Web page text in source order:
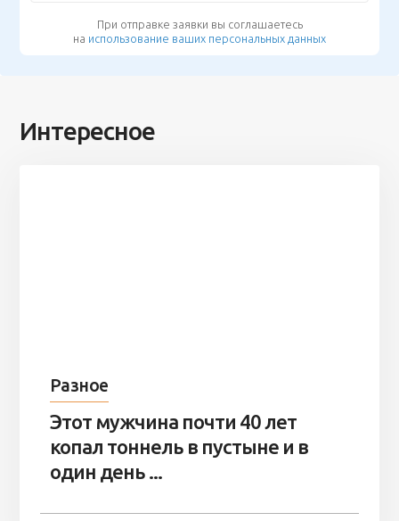
При отправке заявки вы соглашаетесь
на использование ваших персональных данных
Интересное
Разное
Этот мужчина почти 40 лет
копал тоннель в пустыне и в
один день ...